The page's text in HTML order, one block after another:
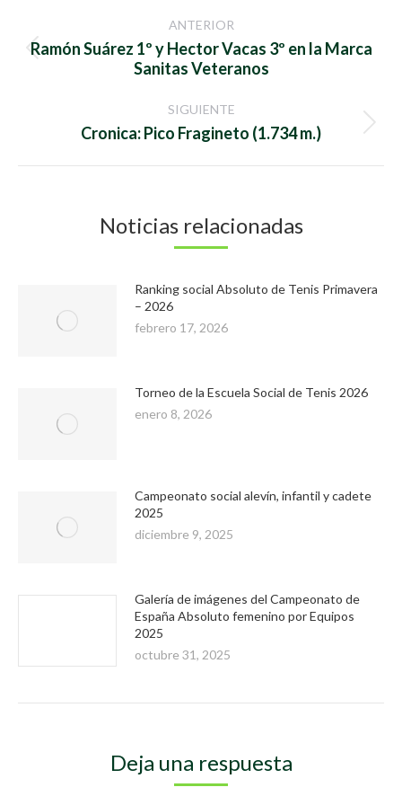
Navegación
entre
ANTERIOR
Publicación
anterior:
Ramón Suárez 1º y Hector Vacas 3º en la Marca
Sanitas Veteranos
SIGUIENTE
Publicación
siguiente:
Cronica: Pico Fragineto (1.734 m.)
Noticias relacionadas
Ranking social Absoluto de Tenis Primavera
– 2026
febrero 17, 2026
Torneo de la Escuela Social de Tenis 2026
enero 8, 2026
Campeonato social alevín, infantil y cadete
2025
diciembre 9, 2025
Galería de imágenes del Campeonato de
España Absoluto femenino por Equipos
2025
octubre 31, 2025
Deja una respuesta